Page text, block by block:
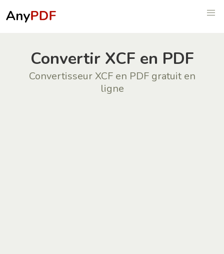
Convertir XCF en PDF
Convertisseur XCF en PDF gratuit en
ligne